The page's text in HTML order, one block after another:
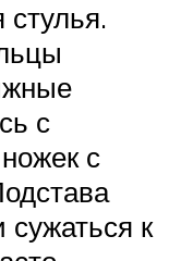
стулья.
с
с
к